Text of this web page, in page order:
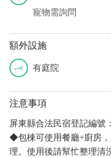
寵物需詢問
額外設施
有庭院
注意事項
屏東縣合法民宿登記編號
◆包棟可使用餐廳+廚房
理。使用後請幫忙整理清